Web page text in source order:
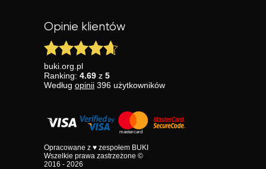
Opinie klientów
buki.org.pl
Ranking: 4.69 z 5
Według opinii 396 użytkowników
Opracowane z ♥ zespołem BUKI
Wszelkie prawa zastrzeżone ©
2016 - 2026